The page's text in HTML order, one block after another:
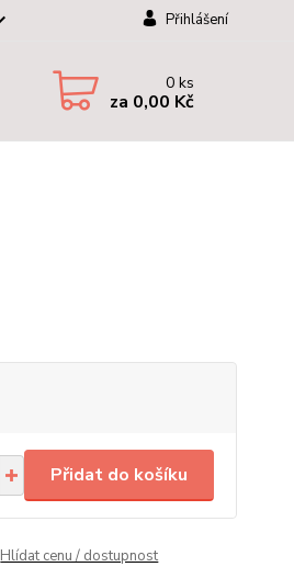
Přihlášení
0ks
za 0,00 Kč
Přidat do košíku
Hlídat cenu / dostupnost